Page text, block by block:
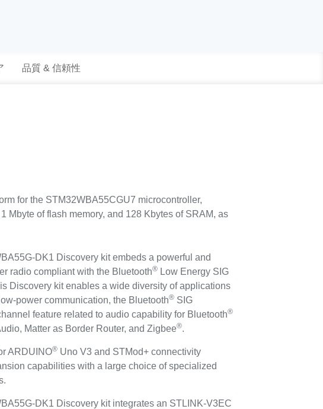
品質 & 信頼性
for the STM32WBA55CGU7 microcontroller,
Mbyte of flash memory, and 128 Kbytes of SRAM, as
DK1 Discovery kit embeds a powerful and
radio compliant with the Bluetooth® Low Energy SIG
Discovery kit enables a wide diversity of applications
power communication, the Bluetooth® SIG
feature related to audio capability for Bluetooth®
Matter as Border Router, and Zigbee®.
ARDUINO® Uno V3 and STMod+ connectivity
capabilities with a large choice of specialized
DK1 Discovery kit integrates an STLINK-V3EC